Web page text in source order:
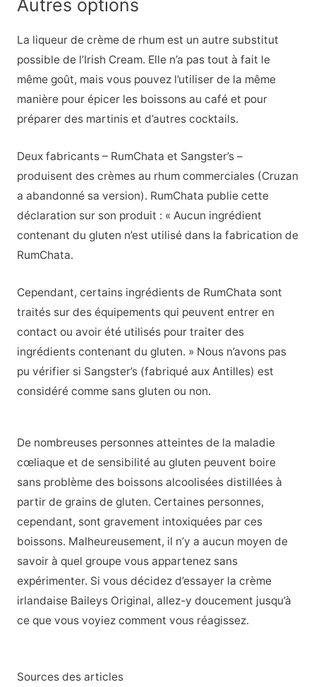
Autres options
La liqueur de crème de rhum est un autre substitut
possible de l’Irish Cream. Elle n’a pas tout à fait le
même goût, mais vous pouvez l’utiliser de la même
manière pour épicer les boissons au café et pour
préparer des martinis et d’autres cocktails.
Deux fabricants – RumChata et Sangster’s –
produisent des crèmes au rhum commerciales (Cruzan
a abandonné sa version). RumChata publie cette
déclaration sur son produit : « Aucun ingrédient
contenant du gluten n’est utilisé dans la fabrication de
RumChata.
Cependant, certains ingrédients de RumChata sont
traités sur des équipements qui peuvent entrer en
contact ou avoir été utilisés pour traiter des
ingrédients contenant du gluten. » Nous n’avons pas
pu vérifier si Sangster’s (fabriqué aux Antilles) est
considéré comme sans gluten ou non.
De nombreuses personnes atteintes de la maladie
cœliaque et de sensibilité au gluten peuvent boire
sans problème des boissons alcoolisées distillées à
partir de grains de gluten. Certaines personnes,
cependant, sont gravement intoxiquées par ces
boissons. Malheureusement, il n’y a aucun moyen de
savoir à quel groupe vous appartenez sans
expérimenter. Si vous décidez d’essayer la crème
irlandaise Baileys Original, allez-y doucement jusqu’à
ce que vous voyiez comment vous réagissez.
Sources des articles